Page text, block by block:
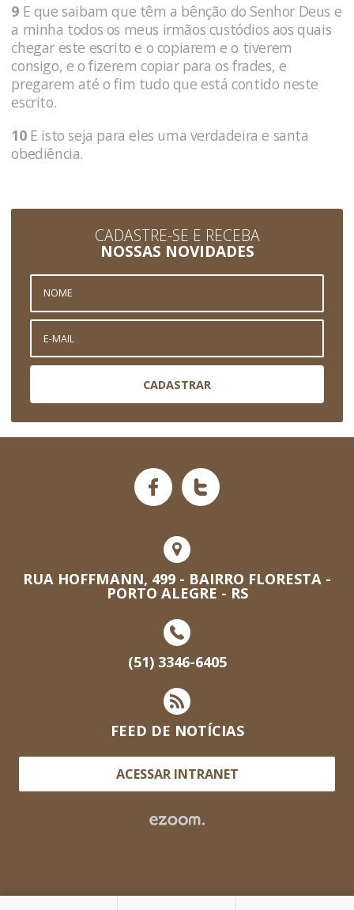
9 E que saibam que têm a bênção do Senhor Deus e
a minha todos os meus irmãos custódios aos quais
chegar este escrito e o copiarem e o tiverem
consigo, e o fizerem copiar para os frades, e
pregarem até o fim tudo que está contido neste
escrito.
10E isto seja para eles uma verdadeira e santa
obediência.
CADASTRE-SE E RECEBA
NOSSAS NOVIDADES
CADASTRAR
RUA HOFFMANN, 499 - BAIRRO FLORESTA -
PORTO ALEGRE - RS
(51) 3346-6405
FEED DE NOTÍCIAS
ACESSAR INTRANET